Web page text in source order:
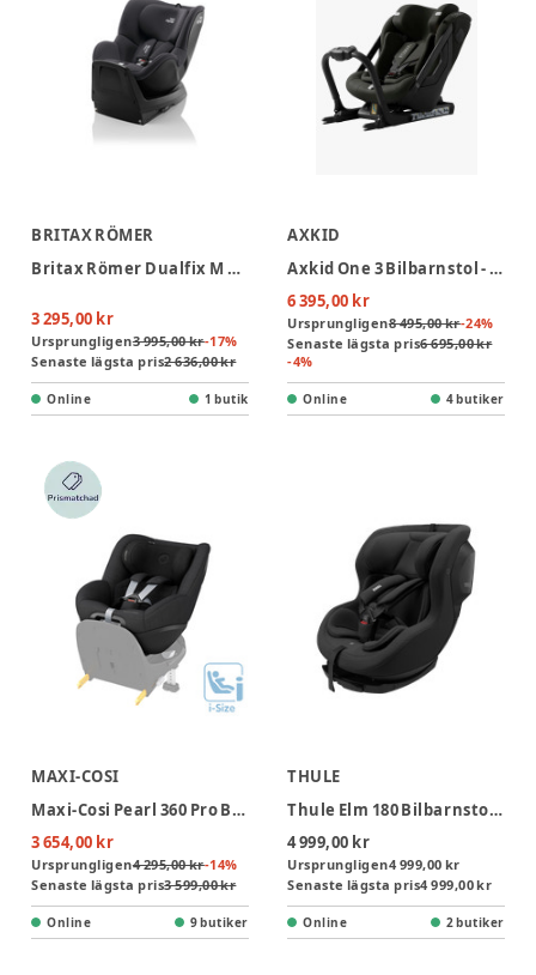
BRITAX RÖMER
Britax Römer Dualfix M Plus Bilbarnstol - Midnight Grey
3 295,00 kr
Ursprungligen3 995,00 kr-17%
Senaste lägsta pris2 636,00 kr
Online 1 butik
AXKID
Axkid One 3 Bilbarnstol - Forest Moss Green
6 395,00 kr
Ursprungligen8 495,00 kr-24%
Senaste lägsta pris6 695,00 kr
-4%
Online 4 butiker
MAXI-COSI
Maxi-Cosi Pearl 360 Pro Bilbarnstol - Authentic Black
3 654,00 kr
Ursprungligen4 295,00 kr-14%
Senaste lägsta pris3 599,00 kr
Online 9 butiker
THULE
Thule Elm 180 Bilbarnstol - Black
4 999,00 kr
Ursprungligen4 999,00 kr
Senaste lägsta pris4 999,00 kr
Online 2 butiker